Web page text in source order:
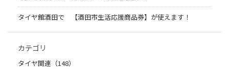
タイヤ館酒田で 【酒田市生活応援商品券】が使えます！
カテゴリ
タイヤ関連（148）